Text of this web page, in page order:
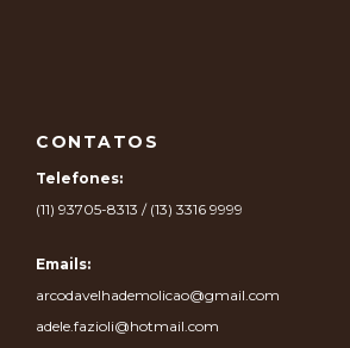
CONTATOS
Telefones:
(11) 93705-8313 / (13) 3316 9999
Emails:
arcodavelhademolicao@gmail.com
adele.fazioli@hotmail.com